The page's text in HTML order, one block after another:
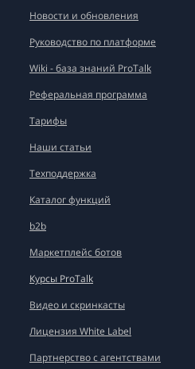
Новости и обновления
Руководство по платформе
Wiki - база знаний ProTalk
Реферальная программа
Тарифы
Наши статьи
Техподдержка
Каталог функций
b2b
Маркетплейс ботов
Курсы ProTalk
Видео и скринкасты
Лицензия White Label
Партнерство с агентствами